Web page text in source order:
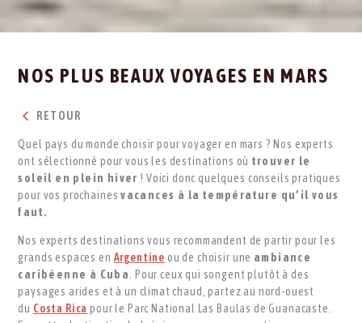
NOS PLUS BEAUX VOYAGES EN MARS
RETOUR
Quel pays du monde choisir pour voyager en mars ? Nos experts
ont sélectionné pour vous les destinations où trouver le
soleil en plein hiver! Voici donc quelques conseils pratiques
pour vos prochainesvacances à la température qu’il vous
faut.
Nos experts destinations vous recommandent de partir pour les
grands espaces en Argentine ou de choisir une ambiance
caribéenne à Cuba
. Pour ceux qui songent plutôt à des
paysages arides et à un climat chaud, partez au nord-ouest
du Costa Rica pour le Parc National Las Baulas de Guanacaste.